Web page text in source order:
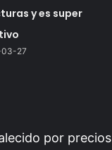
y es super
27
por precios